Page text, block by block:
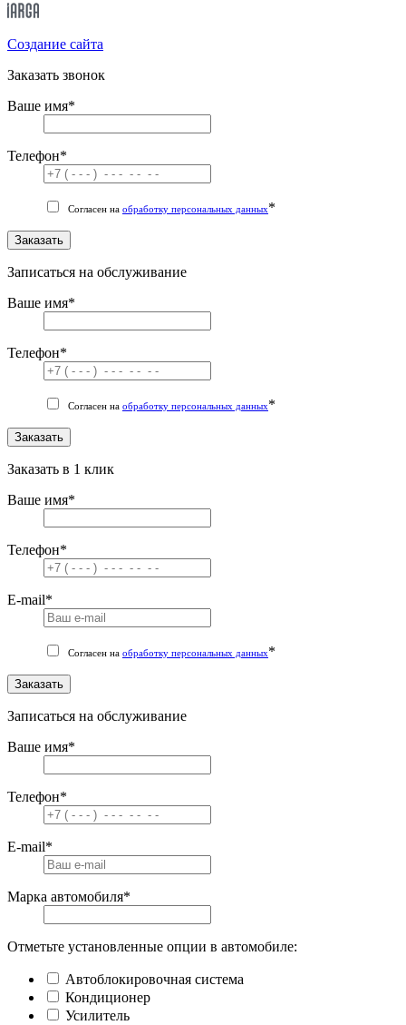
Cоздание сайта
Заказать звонок
Ваше имя*
Телефон*
Согласен на обработку персональных данных*
Заказать
Записаться на обслуживание
Ваше имя*
Телефон*
Согласен на обработку персональных данных*
Заказать
Заказать в 1 клик
Ваше имя*
Телефон*
E-mail*
Согласен на обработку персональных данных*
Заказать
Записаться на обслуживание
Ваше имя*
Телефон*
E-mail*
Марка автомобиля*
Отметьте установленные опции в автомобиле:
Автоблокировочная система
Кондиционер
Усилитель